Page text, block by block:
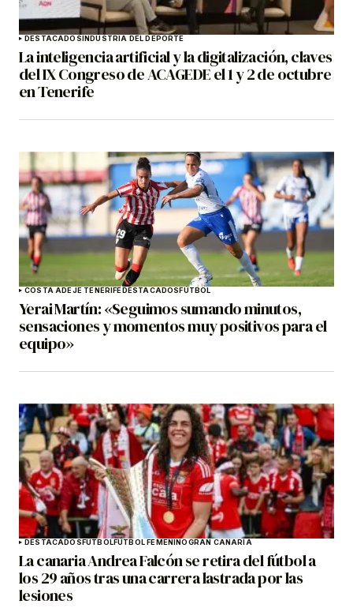
DESTACADOSINDUSTRIA DEL DEPORTE
La inteligencia artificial y la digitalización, claves
del IX Congreso de ACAGEDE el 1 y 2 de octubre
en Tenerife
COSTA ADEJE TENERIFEDESTACADOSFÚTBOL
Yerai Martín: «Seguimos sumando minutos,
sensaciones y momentos muy positivos para el
equipo»
DESTACADOSFÚTBOLFÚTBOL FEMENINOGRAN CANARIA
La canaria Andrea Falcón se retira del fútbol a
los 29 años tras una carrera lastrada por las
lesiones